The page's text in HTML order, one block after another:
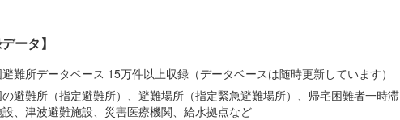
ータ】
難所データベース 15万件以上収録（データベースは随時更新しています）
避難所（指定避難所）、避難場所（指定緊急避難場所）、帰宅困難者一時滞
、津波避難施設、災害医療機関、給水拠点など